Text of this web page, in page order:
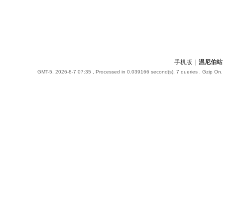
手机版 温尼伯站
GMT-5, 2026-8-7 07:35 , Processed in 0.039166 second(s), 7 queries , Gzip On.